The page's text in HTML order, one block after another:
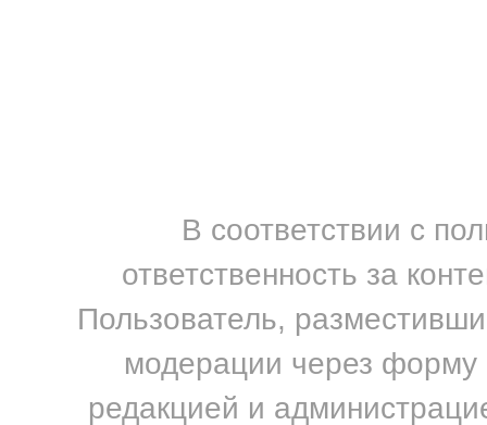
В соответствии с
ответственность за
Пользователь,
модерации через форму
редакцией и